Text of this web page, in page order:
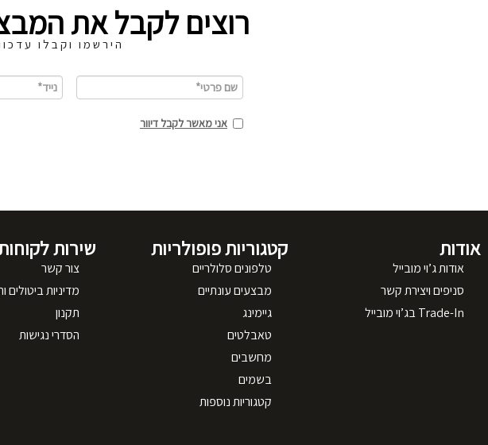
רוצים לקבל את
הירשמו וקבלו
אני מאשר לקבל דיוור
אודות
אודות ג’וי מובייל
סניפים ויצירת קשר
Trade-In בג’וי מובייל
קטגוריות פופולריות
טלפונים סלולריים
מבצעים עונתיים
גיימינג
טאבלטים
מחשבים
בשמים
קטגוריות נוספות
שירות
צור קשר
מדיניות ביטולים
תקנון
הסדרי נגישות